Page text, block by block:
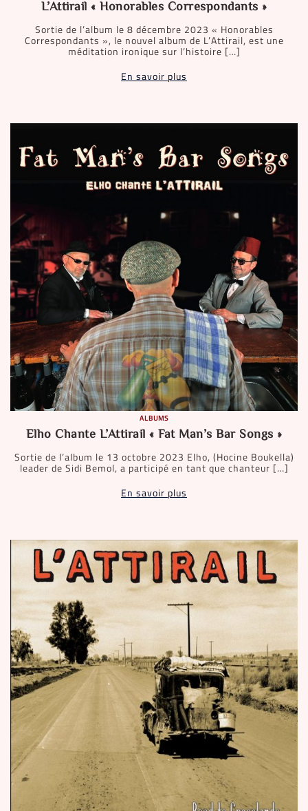
L’Attirail « Honorables Correspondants »
Sortie de l’album le 8 décembre 2023 « Honorables
Correspondants », le nouvel album de L’Attirail, est une
méditation ironique sur l’histoire […]
En savoir plus
ALBUMS
Elho Chante L’Attirail « Fat Man’s Bar Songs »
Sortie de l’album le 13 octobre 2023 Elho, (Hocine Boukella)
leader de Sidi Bemol, a participé en tant que chanteur […]
En savoir plus